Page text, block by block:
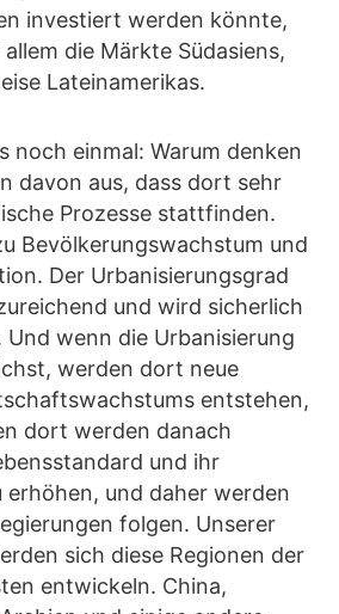
investiert werden könnte,
die Märkte Südasiens,
Lateinamerikas.
noch einmal: Warum denken
davon aus, dass dort sehr
Prozesse stattfinden.
Bevölkerungswachstum und
Der Urbanisierungsgrad
und wird sicherlich
wenn die Urbanisierung
werden dort neue
entstehen,
dort werden danach
und ihr
erhöhen, und daher werden
folgen. Unserer
sich diese Regionen der
entwickeln. China,